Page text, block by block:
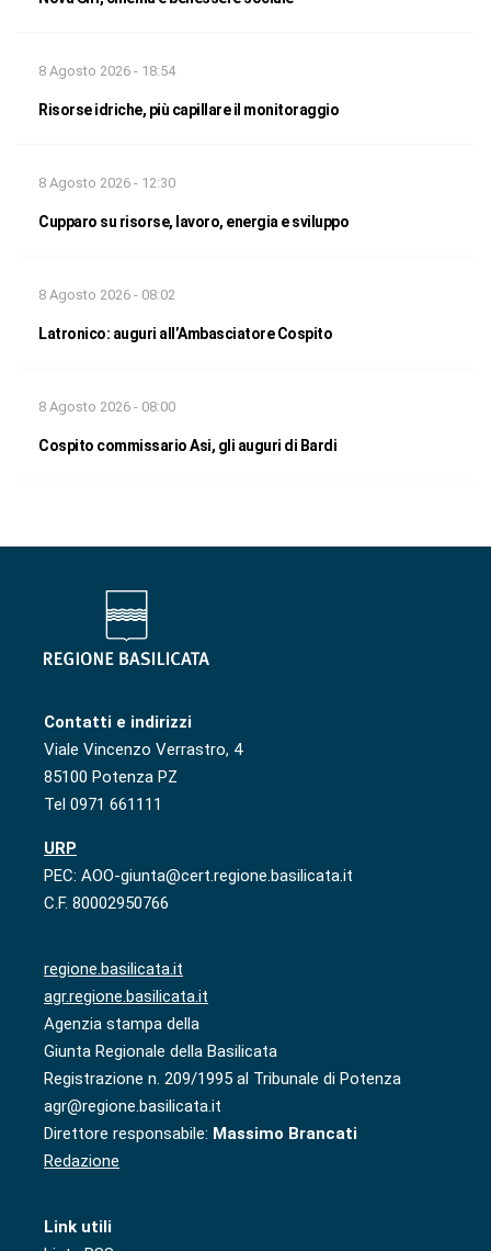
8 Agosto 2026 - 18:54
Risorse idriche, più capillare il monitoraggio
8 Agosto 2026 - 12:30
Cupparo su risorse, lavoro, energia e sviluppo
8 Agosto 2026 - 08:02
Latronico: auguri all’Ambasciatore Cospito
8 Agosto 2026 - 08:00
Cospito commissario Asi, gli auguri di Bardi
Contatti e indirizzi
Viale Vincenzo Verrastro, 4
85100 Potenza PZ
Tel 0971 661111
URP
PEC: AOO-giunta@cert.regione.basilicata.it
C.F. 80002950766
regione.basilicata.it
agr.regione.basilicata.it
Agenzia stampa della
Giunta Regionale della Basilicata
Registrazione n. 209/1995 al Tribunale di Potenza
agr@regione.basilicata.it
Direttore responsabile: Massimo Brancati
Redazione
Link utili